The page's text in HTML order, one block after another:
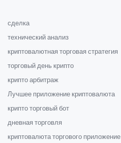
сделка
технический анализ
криптовалютная торговая стратегия
торговый день крипто
крипто арбитраж
Лучшее приложение криптовалюта
крипто торговый бот
дневная торговля
криптовалюта торгового приложение